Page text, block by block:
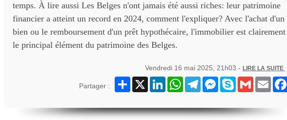
temps. À lire aussi Les Belges n'ont jamais été aussi riches: leur patrimoine
financier a atteint un record en 2024, comment l'expliquer? Avec l'achat d'un
bien ou le remboursement d'un prêt hypothécaire, l'immobilier est clairement
le principal élément du patrimoine des Belges.
Vendredi 16 mai 2025, 21h03 - LIRE LA SUITE
Partager :
Partager
X LinkedInWhatsAppTelegramMessenger
Skype Gmail Email